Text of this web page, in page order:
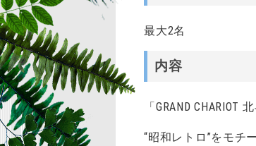
最大2名
内容
「GRAND
“昭和レトロ”をモチ